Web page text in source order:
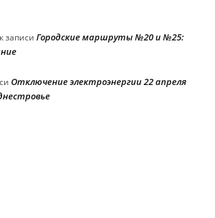
к записи Городские маршруты №20 и №25:
Отключение электроэнергии 22 апреля